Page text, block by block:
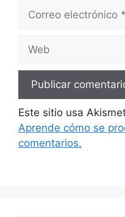
Correo
Web
Este sitio usa
Aprende cómo se
comentarios.